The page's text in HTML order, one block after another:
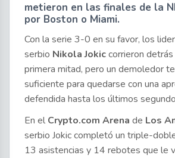
metieron en las finales de la
por Boston o Miami.
Con la serie 3-0 en su favor, los
serbio Nikola Jokiccorrieron
primera mitad, pero un demoledor
suficiente para quedarse con una
defendida hasta los últimos
En el Crypto.com Arena de Los
serbio Jokic completó un triple-
13 asistencias y 14 rebotes que le